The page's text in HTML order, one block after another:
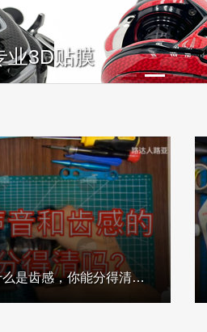
业3D贴膜
渔轮有齿感，到底什么是齿感，你能分得清齿感到底是什么吗？